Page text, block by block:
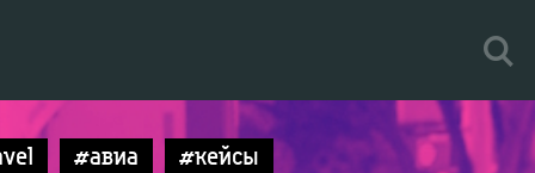
#авиа #кейсы